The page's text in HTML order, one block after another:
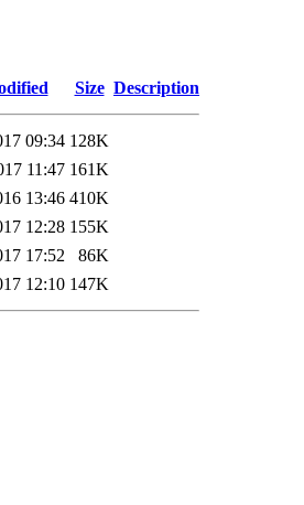
Size Description
09:34 128K
11:47 161K
13:46 410K
12:28 155K
17:52
86K
12:10 147K